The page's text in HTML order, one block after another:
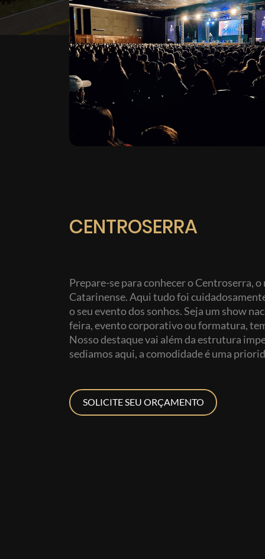
CENTROSERRA
Prepare-se para conhecer o Centroserra,
Catarinense. Aqui tudo foi
o seu evento dos sonhos. Seja um show
feira, evento corporativo ou formatura,
Nosso destaque vai além da estrutura
sediamos aqui, a comodidade é uma
SOLICITE SEU ORÇAMENTO